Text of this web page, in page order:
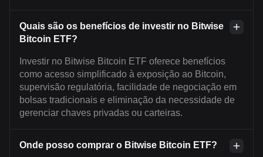
Quais são os benefícios de investir no Bitwise
Bitcoin ETF?
Investir no Bitwise Bitcoin ETF oferece benefícios
como acesso simplificado à exposição ao Bitcoin,
supervisão regulatória, facilidade de negociação em
bolsas tradicionais e eliminação da necessidade de
gerenciar chaves privadas ou carteiras.
Onde posso comprar o Bitwise Bitcoin ETF?